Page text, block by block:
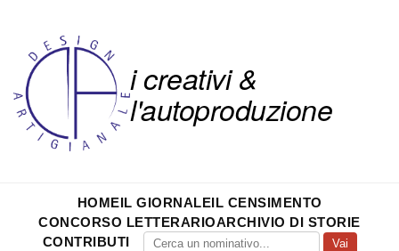
i creativi &
l'autoproduzione
HOMEIL GIORNALEIL CENSIMENTO
CONCORSO LETTERARIOARCHIVIO DI STORIE
CONTRIBUTI
Vai